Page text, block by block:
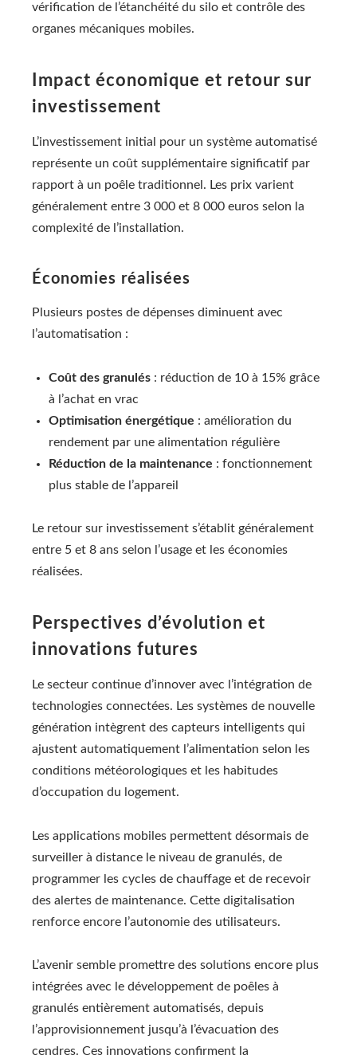
vérification de l’étanchéité du silo et contrôle des
organes mécaniques mobiles.
Impact économique et retour sur
investissement
L’investissement initial pour un système automatisé
représente un coût supplémentaire significatif par
rapport à un poêle traditionnel. Les prix varient
généralement entre 3 000 et 8 000 euros selon la
complexité de l’installation.
Économies réalisées
Plusieurs postes de dépenses diminuent avec
l’automatisation :
Coût des granulés : réduction de 10 à 15% grâce
à l’achat en vrac
Optimisation énergétique : amélioration du
rendement par une alimentation régulière
Réduction de la maintenance : fonctionnement
plus stable de l’appareil
Le retour sur investissement s’établit généralement
entre 5 et 8 ans selon l’usage et les économies
réalisées.
Perspectives d’évolution et
innovations futures
Le secteur continue d’innover avec l’intégration de
technologies connectées. Les systèmes de nouvelle
génération intègrent des capteurs intelligents qui
ajustent automatiquement l’alimentation selon les
conditions météorologiques et les habitudes
d’occupation du logement.
Les applications mobiles permettent désormais de
surveiller à distance le niveau de granulés, de
programmer les cycles de chauffage et de recevoir
des alertes de maintenance. Cette digitalisation
renforce encore l’autonomie des utilisateurs.
L’avenir semble promettre des solutions encore plus
intégrées avec le développement de poêles à
granulés entièrement automatisés, depuis
l’approvisionnement jusqu’à l’évacuation des
cendres. Ces innovations confirment la